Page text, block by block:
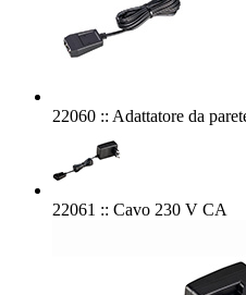
22060 :: Adattatore da
22061 :: Cavo 230 V CA